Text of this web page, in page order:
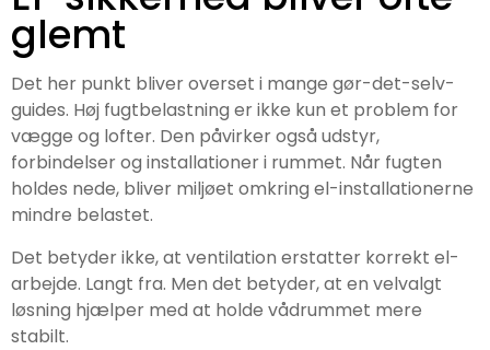
glemt
Det her punkt bliver overset i mange gør-det-selv-
guides. Høj fugtbelastning er ikke kun et problem for
vægge og lofter. Den påvirker også udstyr,
forbindelser og installationer i rummet. Når fugten
holdes nede, bliver miljøet omkring el-installationerne
mindre belastet.
Det betyder ikke, at ventilation erstatter korrekt el-
arbejde. Langt fra. Men det betyder, at en velvalgt
løsning hjælper med at holde vådrummet mere
stabilt.